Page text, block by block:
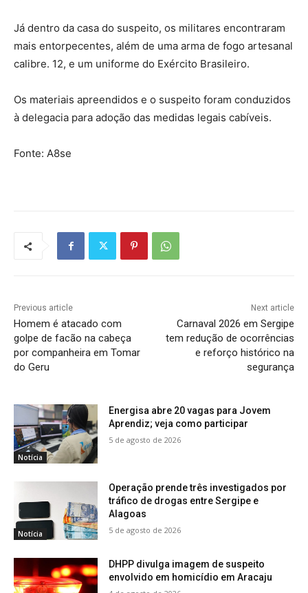
Já dentro da casa do suspeito, os militares encontraram
mais entorpecentes, além de uma arma de fogo artesanal
calibre. 12, e um uniforme do Exército Brasileiro.
Os materiais apreendidos e o suspeito foram conduzidos
à delegacia para adoção das medidas legais cabíveis.
Fonte: A8se
Previous article
Homem é atacado com
golpe de facão na cabeça
por companheira em Tomar
do Geru
Next article
Carnaval 2026 em Sergipe
tem redução de ocorrências
e reforço histórico na
segurança
Notícia
Energisa abre 20 vagas para Jovem
Aprendiz; veja como participar
5 de agosto de 2026
Notícia
Operação prende três investigados por
tráfico de drogas entre Sergipe e
Alagoas
5 de agosto de 2026
DHPP divulga imagem de suspeito
envolvido em homicídio em Aracaju